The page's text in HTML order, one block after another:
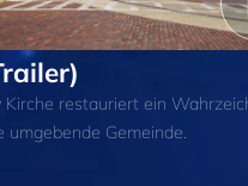
Kirche restauriert ein
umgebende Gemeinde.